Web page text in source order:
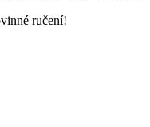
ručení!